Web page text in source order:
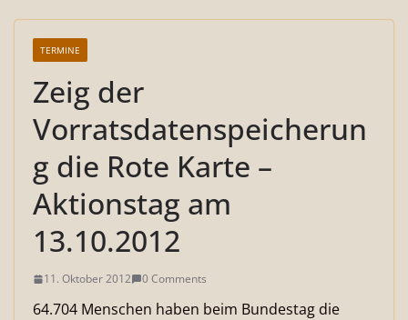
TERMINE
Zeig der
Vorratsdatenspeicherun
g die Rote Karte –
Aktionstag am
13.10.2012
11. Oktober 2012 0 Comments
64.704 Menschen haben beim Bundestag die